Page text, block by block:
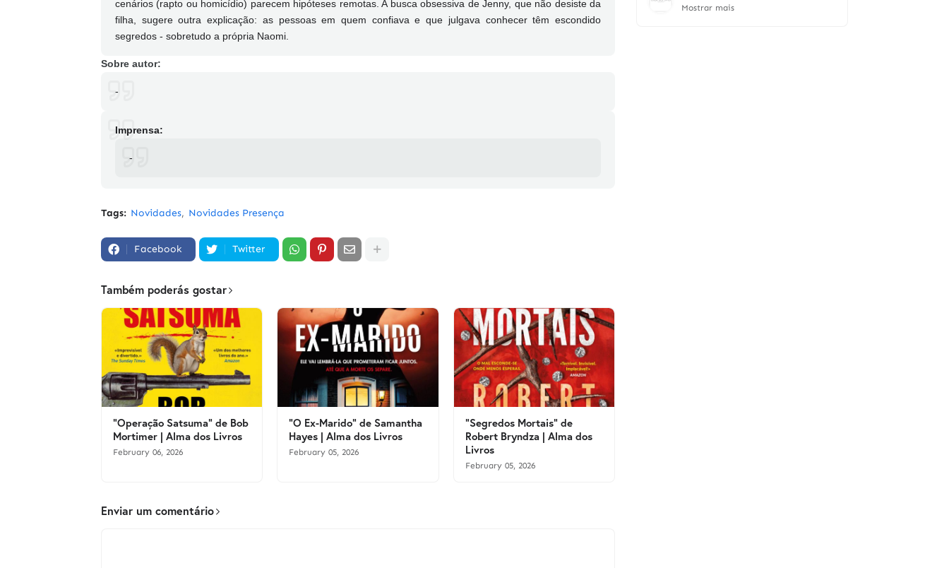
cenários (rapto ou homicídio) parecem hipóteses remotas. A busca obsessiva de Jenny, que não desiste da
filha, sugere outra explicação: as pessoas em quem confiava e que julgava conhecer têm escondido
segredos - sobretudo a própria Naomi.
Sobre autor:
-
Imprensa:
-
Tags: Novidades Novidades Presença
Facebook Twitter
Também poderás gostar
"Operação Satsuma" de Bob
Mortimer | Alma dos Livros
February 06, 2026
"O Ex-Marido" de Samantha
Hayes | Alma dos Livros
February 05, 2026
"Segredos Mortais" de
Robert Bryndza | Alma dos
Livros
February 05, 2026
Enviar um comentário
Mostrar mais